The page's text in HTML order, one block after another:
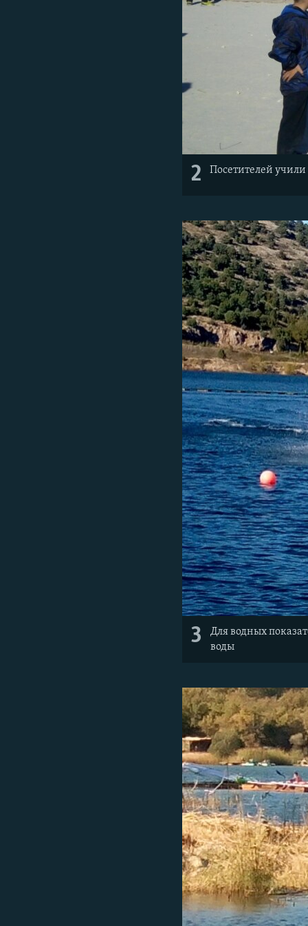
2 Посетителей
3
Для водных
воды